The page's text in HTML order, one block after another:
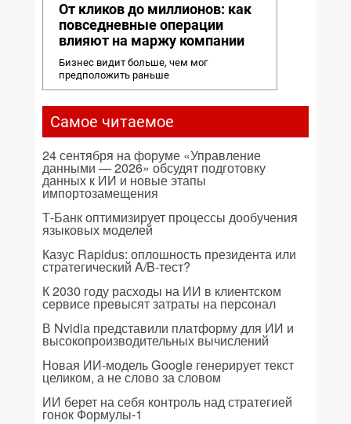
От кликов до миллионов: как
повседневные операции
влияют на маржу компании
Бизнес видит больше, чем мог
предположить раньше
Самое читаемое
24 сентября на форуме «Управление
данными — 2026» обсудят подготовку
данных к ИИ и новые этапы
импортозамещения
Т-Банк оптимизирует процессы дообучения
языковых моделей
Казус Rapidus: оплошность президента или
стратегический A/B-тест?
К 2030 году расходы на ИИ в клиентском
сервисе превысят затраты на персонал
В Nvidia представили платформу для ИИ и
высокопроизводительных вычислений
Новая ИИ-модель Google генерирует текст
целиком, а не слово за словом
ИИ берет на себя контроль над стратегией
гонок Формулы-1